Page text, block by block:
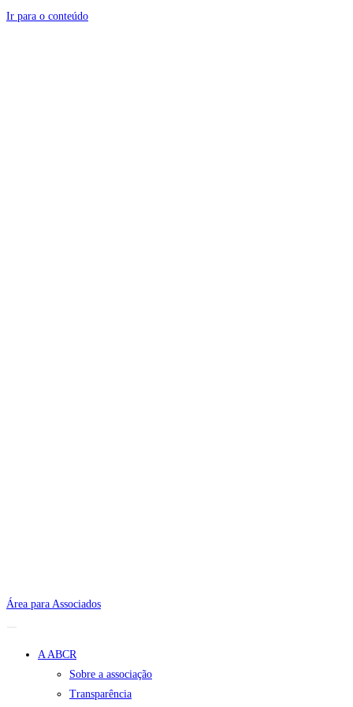
Ir para o conteúdo
Área para Associados
A ABCR
Sobre a associação
Transparência